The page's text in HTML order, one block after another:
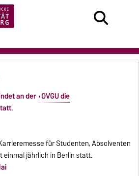
an der OVGU die
für Studenten, Absolventen
jährlich in Berlin statt.